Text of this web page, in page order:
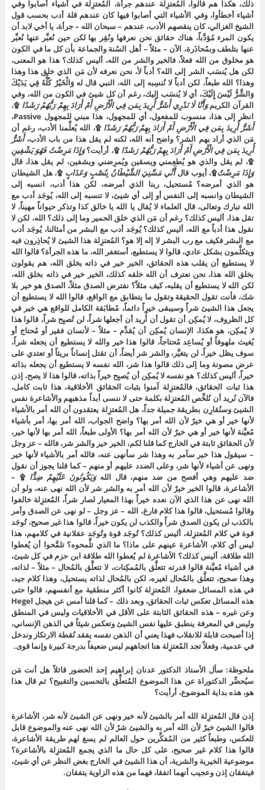
ذلك، هكذا هم قالوا، المُعتزِلة عندهم جرأة، المُعتزِلة في أشياء أصابوا وفي
أشياء أخطأوا، وفي الأشياء التي أصابوا فيها كان عندهم قلة أدب بحسب قول
الشيخ الغزالي، كان ينقصهم الأدب، عندهم – سبحان الله – جرأة، يا أخي لابد أن
يكون المرء مُؤدَّباً، هناك حقائق نحن نعرفها ونُقِر بها لكن حين نُعبِّر عنها نُعبِّر
عنها بتلطف وبمُحاذَرة، الآن – مثلاً – أهل السُنة والجماعة بأن كل ما في الكون
هو مخلوق من الله فعلاً، فالخير والشر من الله، أليس كذلك؟ هذا هو المعنى،
لكن هل يُنسَب الشر إلى الله؟ أدباً لأ، نحن نعرفه لأن مَن الذي خلق هذا وهذا
وهذا؟ الله طبعاً، لكن أدباً لا نُنسِبه إلى الله، النبي قال له وَالْخَيْرُ كُلُّهُ فِي يَدَيْكَ
وَالشَّرُّ لَيْسَ إِلَيْكَ، أي لا يُنسَب إليك، رغم أن كل شيئ في الكون من الله، وفي
القرآن الكريموَأَنَّا لَا نَدْرِي أَشَرٌّ أُرِيدَ بِمَن فِي الْأَرْضِ أَمْ أَرَادَ بِهِمْ رَبُّهُمْ رَشَدًا۩،
انظر إلى هذا، منسوب للمفعول، أي للمجهول، هذا مبني للمجهول Passive،
أَشَرٌّ أُرِيدَ بِمَن فِي الْأَرْضِ أَمْ أَرَادَ بِهِمْ رَبُّهُمْ رَشَدًا ۩، الله يُعلِّمنا الأدب، رغم أن
مَن الذي أراد بهم الشر؟ واضح أنه الله، لكنه لم يقل هذا من باب الأدب،أَشَرٌّ
أُرِيدَ بِمَن فِي الْأَرْضِ أَمْ أَرَادَ بِهِمْ رَبُّهُمْ رَشَدًا ۩، أرأيت؟وَإِذَا مَرِضْتُ فَهُوَ يَشْفِينِ
۩، لم يقل والذي هو يُطعِمني ويسقين ويُمرِضني ويشفين، لم يقل هذا، قال
وَإِذَا مَرِضْتُ۩، أيوب قالأَنِّي مَسَّنِيَ الشَّيْطَانُ بِنُصْبٍ وَعَذَابٍ ۩، هل الشيطان
هو الذي أمرضه؟ مُستحيل، ربنا الذي أمرضه، لكن هذا أدب، انسبه إلى
الشيطان وانسبه إلى النفس أو إلى أي شيئ، لا تنسبه إلى الله، يُوجَد أدب مع
الله تبارك وتعالى، قال العلماء لا يُقال يا الله يا خالق كذا وتذكر حيواناً مهيناً، لا
تقل هذا، أليس كذلك؟ رغم أن مَن الذي خلق الحمير وما إلى ذلك؟ الله، لكن لا
نقول هذا أدباً مع الله، أليس كذلك؟ يُوجَد أدب مع البشر من أمثالنا، يُوجَد أدب
مع البشر فكيف مع رب البشر لا إله إلا هو؟ المُعتزِلة هذا الشيئ لا يُحاذِرون فيه
ويتكلَّمون بشكل عادي، قالوا لا يستطيع، أستغفر الله، ما هذه الجرأة؟ قالوا الله
لا يستطيع أن يقلب هذه الحقائق، الخير خير في ذاته بخلق الله، هم يقولون
بخلق الله هذا، نحن نعترف أن الله خلقه كذلك، الخير خير في ذاته بخلق الله،
لكن الله لا يستطيع أن يقلبه، كيف مثلاً؟ نفترض الصدق مثلاً، الصدق هو خير بلا
شك، فأنت تقول الحقيقة وتقول ما يتطابق مع الواقع، قالوا الله لا يستطيع أن
يجعل هذا الشيئ شراً وسيبقى خيراً دائماً، مُطابَقة الكامل للواقع هي خير في
كل الظروف، لا يُمكِن أن تقول أن أُريد أن أجعلها شراً، لن تُصبِح شراً، قالوا هذا
لا يُمكِن، هو هكذا، الإنسان يُمكِن أن يُقدِّم – مثلاً – لأنسان فقير أو مُحتاج أو
يُغيث ملهوفاً أو يُساعِد مُحتاجاً، قالوا هذا خير والله لا يستطيع أن يجعله شراً،
سوف يظل خيراً، لن يتغيَّر، والشر شر أيضاً، أن تقتل إنساناً بريئاً أو تعتدي على
عرض مصونة وما إلى ذلك قالوا هذا شر، الله نفسه لا يستطيع أن يجعله بذاته
خيراً، أليس كذلك؟ هو نفسه لا يُمكِن أن يُصبِح خيراً بذاته، قالوا هذا لا يصح، إذن
هذا ثبات الحقائق، فالمُعتزِلة آمنوا بثبات الحقائق الأخلاقية، هذا ثابت كامل،
فالآن نُريد أن نُلخِّص المُعتزِلة بكلمة حتى لا ننسى أبداً مذهبهم والأشاعرة نفس
الشيئ وسنُقارِن بطريقة جميلة جداً، هل المُعتزِلة يعتقدون أن الله أمر بالأشياء
لأنها خير أو هي خيرٌ لأن الله أمر بها؟ واضح الجواب، الله أمر بها، أمر بأشياء
مُعيَّنة لأنها خير أو هي خيرٌ لأن الله أمر بها؟ الأولى طبعاً، الله أمر بها لأنها خير،
لأن الحقائق ثابتة في الخارج كما قلنا لكم، الخير خير والشر شر، فالله – عز وجل
– سيقول هذا خير سآمر به وهذا شر سأنهى عنه، فالله أمر بالأشياء لأنها خير
ونهى عن أشياء لأنها شر، وعلى الضدد عليهم أو منهم – كما قلنا يجوز أن نقول
ضد عليهم وهي أفصح من ضد منهم، قال اللهوَيَكُونُونَ عَلَيْهِمْ ضِدًّا ۩ –
الأشاعرة، قالوا الخير خيرٌ لأن الله أمر به والشر شر لأن الله نهى عنه، ولو أن
الله نهى عن هذا الذي الآن نعده خيراً بهذا المعيار لصار شراً، المُعتزِلة خالفوا
وقالوا مُستحيل، قالوا هذا كلام فارغ، الله – عز وجل – لو نهى عن الصدق وأمر
بالكذب لن يكون الصدق شراً والكذب لن يكون خيراً، قالوا هذا غير صحيح، تُوجَد
قوة في كلام المُعتزِلة، أليس كذلك؟ تُوجَد قوة وتُوجَد عقلانية في كلامهم، هذا
ليس أي كلام، الأشاعرة عينهم على ماذا؟ ما الذي تلَّمحوه؟ تلمَّحوا أن يُعطوا
الله طلاقة، أليس كذلك؟ الأشاعرة لم يُعطوا الله طلاقة ابن حزم في كل شيئ،
في أشياء مُعيَّنة قالوا قدرته تتعلَّق بالمُمكِنات، لا تتعلَّق بالمُحال – مثلاً – لذاته،
وهذا صحيح، تتعلَّق بالمُحال لغيره، لكن بالمُحال لذاته يستحيل، وهذا كلام جيد،
في هذه المسائل ضعفوا، المُعتزِلة كانوا أكثر منطقية مع أنفسهم، قالوا حتى
هذه المسائل تعكس ثبات الحقائق، وبعد ذلك – كما قلنا أمس عن هيجل Hegel
وعن غيره – هذه الحقائق الثابتة على الأقل في الأخلاقيات وليس في المنطق
وليس في المعرفة ينطبق عليها نفس الشيئ وتعكس شيئاً في الذهن الإنساني،
إذا أصبحت قابلة للانقلاب فهذا يعني أن الذهن نفسه يفقد نُقطة الارتكاز وندخل
في عدمية، وفعلاً تجد المُعتزِلة هنا اتجاههم ليس ضعيفاً بدرجة كبيرة وإنما قوى.
ملحوظة: سأل الأستاذ الدكتور عدنان إبراهيم إحد الحضور قائلاً هل أنت مَن
سيُحضِّر الدكتوراة عن هذا الموضوع المُتعلِّق بالتحسين والتقبيح؟ ثم قال هذا
هو، هذه بداية الموضوع، أرأيت؟
إذن قال المُعتزِلة الله أمر بالشيئ لأنه خير ونهى عن الشيئ لأنه شر، الأشاعرة
قالوا الشيئ خيرٌ لأن الله أمر به والشيئ شرٌ لأن الله نهى عنه والموضوع قابل
للعكس، وطبعاً كثير من المُفكِّرين حول العالم لم يسغ لهم طريقة الأشاعرة،
قالوا هذا كلام غير صحيح، على كل حال ما الذي يجمع المُعتزِلة بالأشاعرة؟
موضوعية الخيرية والشرية، أن هذا الشيئ في الخارج بغض النظر عن أي شيئ،
فيتفقان إذن وعجيب أنهما اتفقا، فهما من هذه الزاوية يتفقان.